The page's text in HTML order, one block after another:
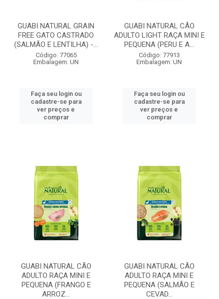
GUABI NATURAL GRAIN
FREE GATO CASTRADO
(SALMÃO E LENTILHA) -...
Código: 77065
Embalagem: UN
Faça seu login ou
cadastre-se para
ver preços e
comprar
GUABI NATURAL CÃO
ADULTO LIGHT RAÇA MINI E
PEQUENA (PERU E A...
Código: 77913
Embalagem: UN
Faça seu login ou
cadastre-se para
ver preços e
comprar
GUABI NATURAL CÃO
ADULTO RAÇA MINI E
PEQUENA (FRANGO E
ARROZ...
GUABI NATURAL CÃO
ADULTO RAÇA MINI E
PEQUENA (SALMÃO E
CEVAD...